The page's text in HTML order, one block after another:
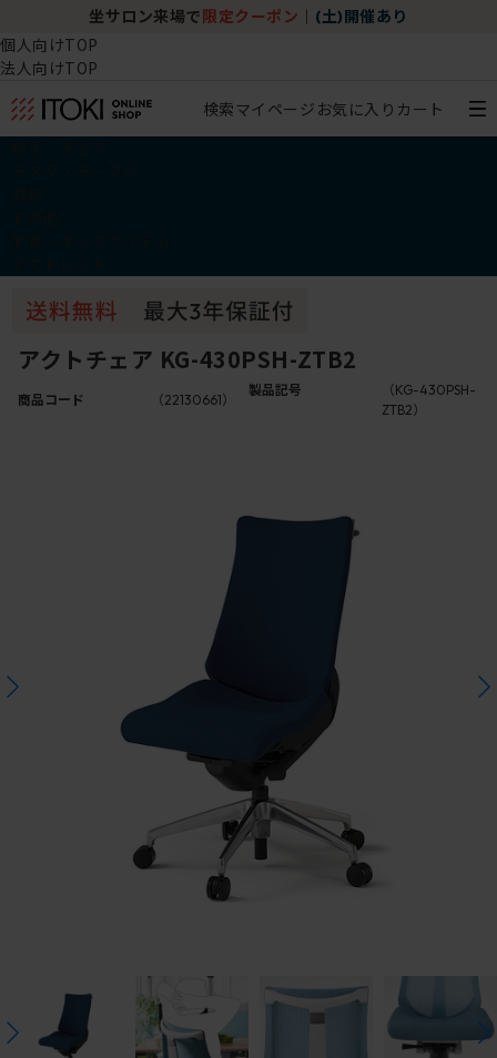
坐サロン来場で 限定クーポン (土)開催あり
個人向けTOP
法人向けTOP
検索マイページ お気に入り カート
アクトチェア KG-430PSH-ZTB2
商品コード （22130661）
製品記号
（KG-430PSH-
ZTB2）